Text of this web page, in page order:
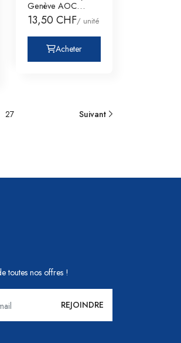
Genève AOC
Domaine des
Curiades J.&
13,50 CHF/ unité
Acheter
27 Suivant
toutes nos offres !